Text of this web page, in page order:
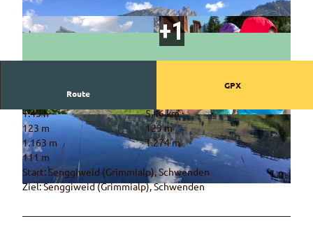
© Céline Perren, Naturpark Diemtigtal
© Naturpark Diemtigtal © Martin Wymann / Naturpark Diemtigtal
Route
GPX
1:45 h
5,46 km
123 m
123 m
1.163 m
1.274 m
111 m
Start: Senggiweid (Grimmialp), Schwenden
Ziel: Senggiweid (Grimmialp), Schwenden